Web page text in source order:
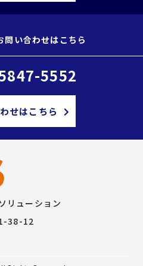
問い合わせはこちら
5552
せはこちら
リューション
38-12